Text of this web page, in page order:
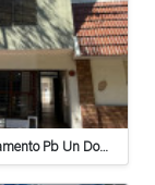
Departamento Pb Un Dormitorio - Apto Crédito